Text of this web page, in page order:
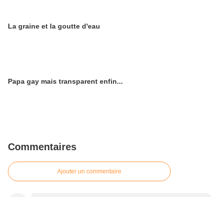
La graine et la goutte d'eau
Papa gay mais transparent enfin...
Commentaires
Ajouter un commentaire